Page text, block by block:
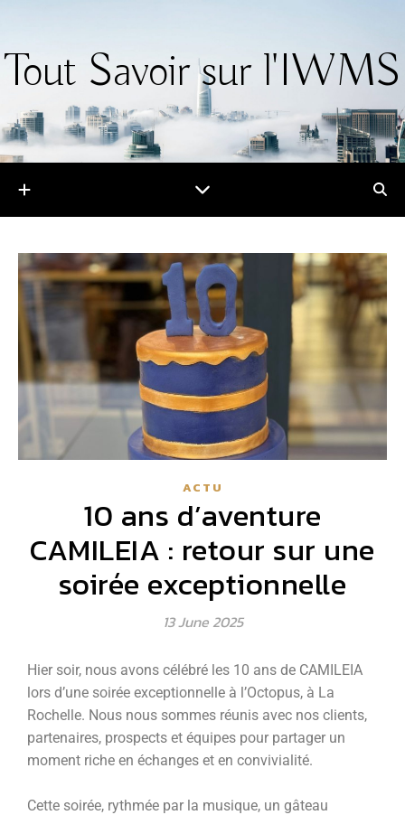
Tout Savoir sur l'IWMS
ACTU
10 ans d’aventure
CAMILEIA : retour sur une
soirée exceptionnelle
13 June 2025
Hier soir, nous avons célébré les 10 ans de CAMILEIA
lors d’une soirée exceptionnelle à l’Octopus, à La
Rochelle. Nous nous sommes réunis avec nos clients,
partenaires, prospects et équipes pour partager un
moment riche en échanges et en convivialité.
Cette soirée, rythmée par la musique, un gâteau